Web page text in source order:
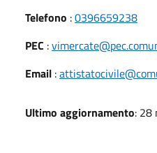
Telefono :0396659238
PEC :
Email :
Ultimo aggiornamento: 28